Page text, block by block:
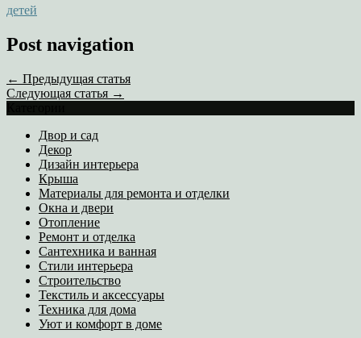
детей
Post navigation
← Предыдущая статья
Следующая статья →
Двор и сад
Декор
Дизайн интерьера
Крыша
Материалы для ремонта и отделки
Окна и двери
Отопление
Ремонт и отделка
Сантехника и ванная
Стили интерьера
Строительство
Текстиль и аксессуары
Техника для дома
Уют и комфорт в доме